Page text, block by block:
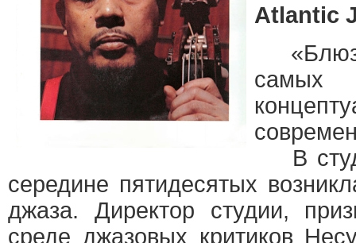
Atlantic
«Блюз
В
середине пятидесятых
джаза. Директор студии,
среде джазовых критиков